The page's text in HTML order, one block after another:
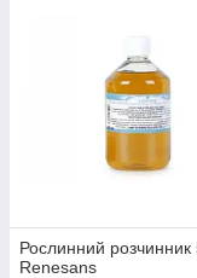
Рослинний
Renesans